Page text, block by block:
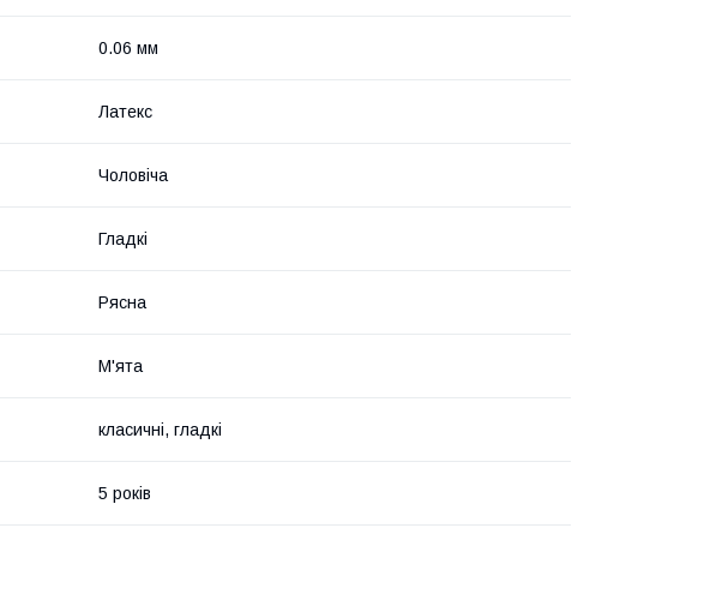
0.06 мм
Латекс
Чоловіча
Гладкі
Рясна
М'ята
класичні, гладкі
5 років